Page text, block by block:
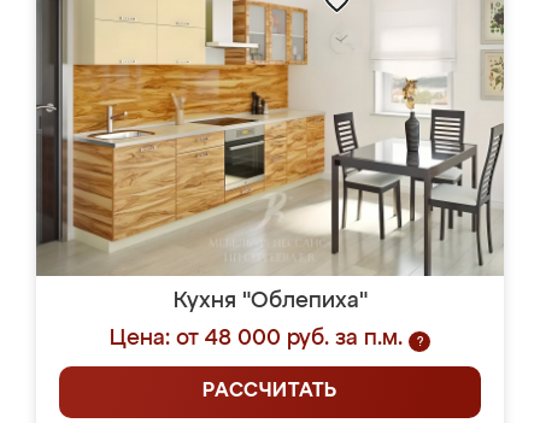
Кухня "Облепиха"
Цена: от 48 000 руб. за п.м.
?
РАССЧИТАТЬ